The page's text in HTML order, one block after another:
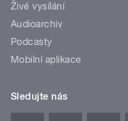
Živé vysílání
Audioarchiv
Podcasty
Mobilní aplikace
Sledujte nás